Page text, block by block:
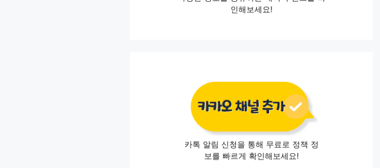
인해보세요!
카톡 알림 신청을 통해 무료로 정책 정
보를 빠르게 확인해보세요!